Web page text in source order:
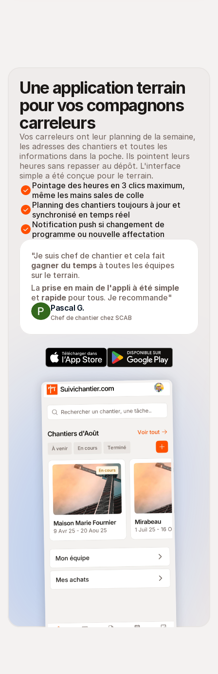
Une application terrain
pour vos compagnons
carreleurs
Vos carreleurs ont leur planning de la semaine,
les adresses des chantiers et toutes les
informations dans la poche. Ils pointent leurs
heures sans repasser au dépôt. L'interface
simple a été conçue pour le terrain.
Pointage des heures en 3 clics maximum,
même les mains sales de colle
Planning des chantiers toujours à jour et
synchronisé en temps réel
Notification push si changement de
programme ou nouvelle affectation
gagner du temps à toutes les équipes
sur le terrain.
La prise en main de l'appli à été simple
et rapide pour tous. Je recommande"
Pascal G.
Chef de chantier chez SCAB